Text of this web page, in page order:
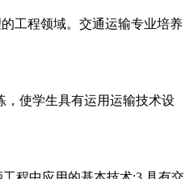
工程领域。交通运输专业培养
，使学生具有运用运输技术设